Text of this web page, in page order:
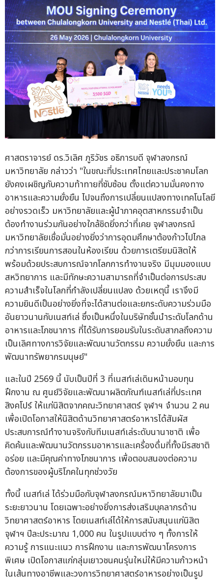
ศาสตราจารย์ ดร.วิเลิศ ภูริวัชร อธิการบดี จุฬาลงกรณ์
มหาวิทยาลัย กล่าวว่า "ในขณะที่ประเทศไทยและประชาคมโลก
ยังคงเผชิญกับความท้าทายที่ซับซ้อน ตั้งแต่ความมั่นคงทาง
อาหารและความยั่งยืน ไปจนถึงการเปลี่ยนแปลงทางเทคโนโลยี
อย่างรวดเร็ว มหาวิทยาลัยและผู้นำภาคอุตสาหกรรมจำเป็น
ต้องทำงานร่วมกันอย่างใกล้ชิดยิ่งกว่าที่เคย จุฬาลงกรณ์
มหาวิทยาลัยเชื่อมั่นอย่างยิ่งว่าการอุดมศึกษาต้องก้าวไปไกล
กว่าการเรียนการสอนในห้องเรียน ด้วยการเตรียมนิสิตให้
พร้อมด้วยประสบการณ์จากโลกการทำงานจริง มีมุมมองแบบ
สหวิทยาการ และมีทักษะความสามารถที่จำเป็นต่อการประสบ
ความสำเร็จในโลกที่กำลังเปลี่ยนแปลง ด้วยเหตุนี้ เราจึงมี
ความยินดีเป็นอย่างยิ่งที่จะได้สานต่อและยกระดับความร่วมมือ
อันยาวนานกับเนสท์เล่ ซึ่งเป็นหนึ่งในบริษัทชั้นนำระดับโลกด้าน
อาหารและโภชนาการ ที่ได้รับการยอมรับในระดับสากลถึงความ
เป็นเลิศทางการวิจัยและพัฒนานวัตกรรม ความยั่งยืน และการ
พัฒนาทรัพยากรมนุษย์"
และในปี 2569 นี้ นับเป็นปีที่ 3 ที่เนสท์เล่เดินหน้ามอบทุน
ฝึกงาน ณ ศูนย์วิจัยและพัฒนาผลิตภัณฑ์เนสท์เล่ที่ประเทศ
สิงคโปร์ ให้แก่นิสิตจากคณะวิทยาศาสตร์ จุฬาฯ จำนวน 2 คน
เพื่อเปิดโอกาสให้นิสิตด้านวิทยาศาสตร์อาหารได้สัมผัส
ประสบการณ์ทำงานจริงกับทีมเนสท์เล่ระดับนานาชาติ เพื่อ
คิดค้นและพัฒนานวัตกรรมอาหารและเครื่องดื่มที่ทั้งมีรสชาติ
อร่อย และมีคุณค่าทางโภชนาการ เพื่อตอบสนองต่อความ
ต้องการของผู้บริโภคในทุกช่วงวัย
ทั้งนี้ เนสท์เล่ ได้ร่วมมือกับจุฬาลงกรณ์มหาวิทยาลัยมาเป็น
ระยะยาวนาน โดยเฉพาะอย่างยิ่งการส่งเสริมบุคลากรด้าน
วิทยาศาสตร์อาหาร โดยเนสท์เล่ได้ให้การสนับสนุนแก่นิสิต
จุฬาฯ ปีละประมาณ 1,000 คน ในรูปแบบต่าง ๆ ทั้งการให้
ความรู้ การแนะแนว การฝึกงาน และการพัฒนาโครงการ
พิเศษ เปิดโอกาสแก่กลุ่มเยาวชนคนรุ่นใหม่ให้มีความก้าวหน้า
ในเส้นทางอาชีพและวงการวิทยาศาสตร์อาหารอย่างเป็นรูป